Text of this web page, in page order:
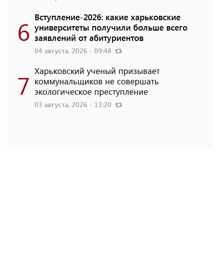
6 Вступление-2026: какие харьковские
университеты получили больше всего
заявлений от абитуриентов
04 августа, 2026 - 09:48
7 Харьковский ученый призывает
коммунальщиков не совершать
экологическое преступление
03 августа, 2026 - 13:20